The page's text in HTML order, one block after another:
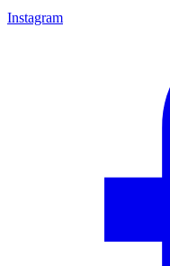
Instagram